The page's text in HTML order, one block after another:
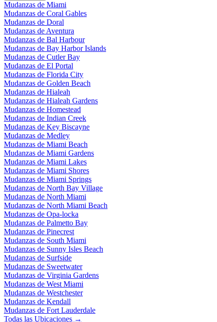
Mudanzas de Miami
Mudanzas de Coral Gables
Mudanzas de Doral
Mudanzas de Aventura
Mudanzas de Bal Harbour
Mudanzas de Bay Harbor Islands
Mudanzas de Cutler Bay
Mudanzas de El Portal
Mudanzas de Florida City
Mudanzas de Golden Beach
Mudanzas de Hialeah
Mudanzas de Hialeah Gardens
Mudanzas de Homestead
Mudanzas de Indian Creek
Mudanzas de Key Biscayne
Mudanzas de Medley
Mudanzas de Miami Beach
Mudanzas de Miami Gardens
Mudanzas de Miami Lakes
Mudanzas de Miami Shores
Mudanzas de Miami Springs
Mudanzas de North Bay Village
Mudanzas de North Miami
Mudanzas de North Miami Beach
Mudanzas de Opa-locka
Mudanzas de Palmetto Bay
Mudanzas de Pinecrest
Mudanzas de South Miami
Mudanzas de Sunny Isles Beach
Mudanzas de Surfside
Mudanzas de Sweetwater
Mudanzas de Virginia Gardens
Mudanzas de West Miami
Mudanzas de Westchester
Mudanzas de Kendall
Mudanzas de Fort Lauderdale
Todas las Ubicaciones →